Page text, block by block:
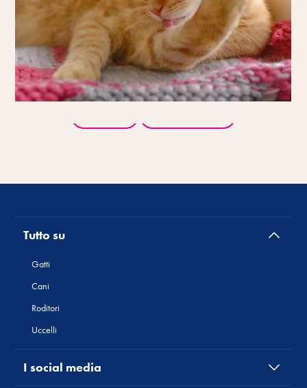
Tutto su
Gatti
Cani
Roditori
Uccelli
I social media